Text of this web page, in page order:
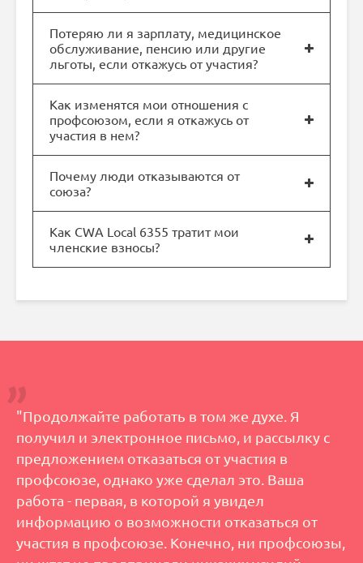
Потеряю ли я зарплату, медицинское
обслуживание, пенсию или другие
льготы, если откажусь от участия?
Как изменятся мои отношения с
профсоюзом, если я откажусь от
участия в нем?
Почему люди отказываются от
союза?
Как CWA Local 6355 тратит мои
членские взносы?
"Продолжайте работать в том же духе. Я
получил и электронное письмо, и рассылку с
предложением отказаться от участия в
профсоюзе, однако уже сделал это. Ваша
работа - первая, в которой я увидел
информацию о возможности отказаться от
участия в профсоюзе. Конечно, ни профсоюзы,